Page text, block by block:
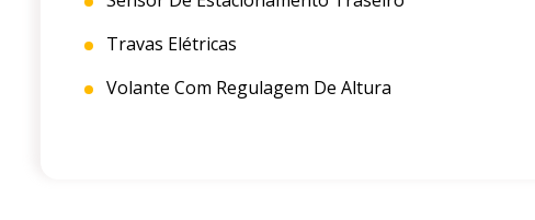
Travas Elétricas
Volante Com Regulagem De Altura